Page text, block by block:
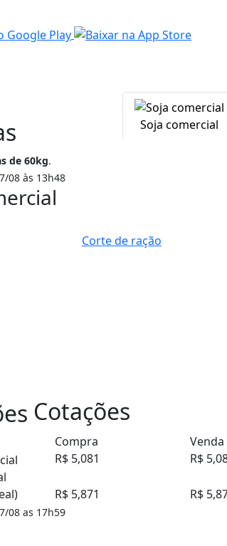
de 60kg.
08 às 13h48
Soja comercial
Corte de ração
Cotações
Compra Venda
R$ 5,081 R$
R$ 5,871 R$
08 as 17h59